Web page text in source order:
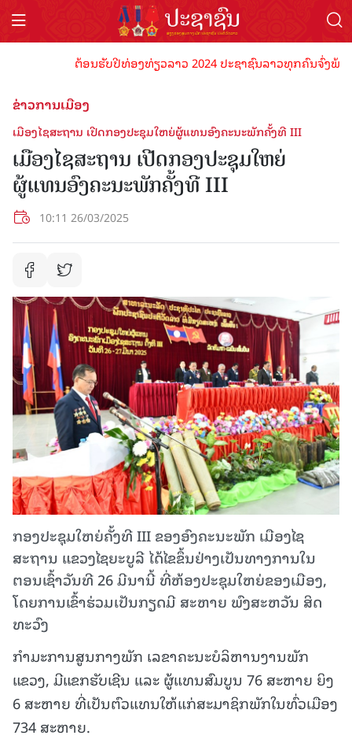
ຕ້ອນຮັບປີທ່ອງທ່ຽວລາວ 2024 ປະຊາຊົນລາວທຸກຄົນຈົ່ງພ້ອ
ຂ່າວການເມືອງ
ເມືອງໄຊສະຖານ ເປີດກອງປະຊຸມໃຫຍ່ຜູ້ແທນອົງຄະນະພັກຄັ້ງທີ III
ເມືອງໄຊສະຖານ ເປີດກອງປະຊຸມໃຫຍ່
ຜູ້ແທນອົງຄະນະພັກຄັ້ງທີ III
10:11 26/03/2025
ກອງປະຊຸມໃຫຍ່ຄັ້ງທີ III ຂອງອົງຄະນະພັກ ເມືອງໄຊ
ສະຖານ ແຂວງໄຊຍະບູລີ ໄດ້ໄຂຂຶ້ນຢ່າງເປັນທາງການໃນ
ຕອນເຊົ້າວັນທີ 26 ມີນານີ້ ທີ່ຫ້ອງປະຊຸມໃຫຍ່ຂອງເມືອງ,
ໂດຍການເຂົ້າຮ່ວມເປັນກຽດມີ ສະຫາຍ ພົງສະຫວັນ ສິດ
ທະວົງ
ກໍາມະການສູນກາງພັກ ເລຂາຄະນະບໍລິຫານງານພັກ
ແຂວງ, ມີແຂກຮັບເຊີນ ແລະ ຜູ້ແທນສົມບູນ 76 ສະຫາຍ ຍິງ
6 ສະຫາຍ ທີ່ເປັນຕົວແທນໃຫ້ແກ່ສະມາຊິກພັກໃນທົ່ວເມືອງ
734 ສະຫາຍ.